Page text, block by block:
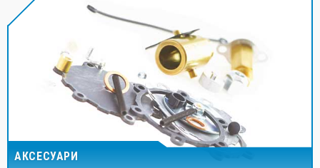
АКСЕСУАРИ